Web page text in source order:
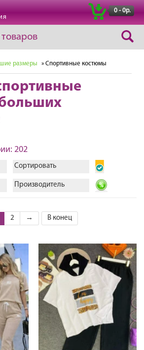
0 - 0р.
товаров
размеры » Спортивные костюмы
202
Сортировать
Производитель
2 → В конец